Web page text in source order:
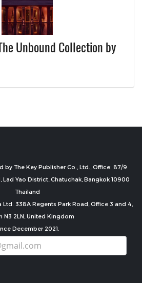
Unbound Collection by
by The Key Publisher Co., Ltd., Office: 87/9
Lad Yao District, Chatuchak, Bangkok 10900
Thailand
338A Regents Park Road, Office 3 and 4,
N3 2LN, United Kingdom
December 2021.